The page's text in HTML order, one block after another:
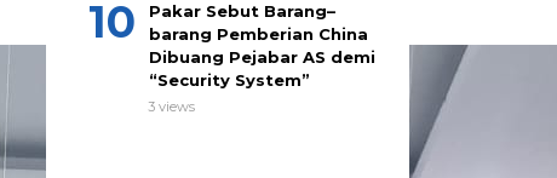
Pakar Sebut Barang–
barang Pemberian China
Dibuang Pejabar AS demi
“Security System”
3 views